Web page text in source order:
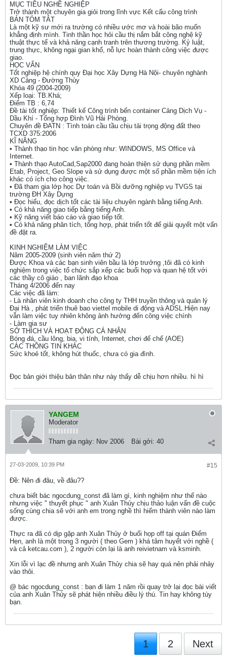
MỤC TIÊU NGHỀ NGHIỆP
Trở thành một chuyên gia giỏi trong lĩnh vực Kết cấu công trình
BẢN TÓM TẮT
Là một kỹ sư mới ra trường có nhiều ước mơ và hoài bão muốn
khẳng định mình. Tinh thần học hỏi cầu thị nắm bắt công nghệ kỹ
thuật thực tế và khả năng cạnh tranh trên thương trường. Kỷ luật,
trung thực, không ngại gian khổ, nỗ lực hoàn thành công việc được
giao.
HỌC VẤN
Tốt nghiệp hệ chính quy Đại học Xây Dựng Hà Nội- chuyên nghành
XD Cảng - Đường Thủy
Khóa 49 (2004-2009)
Xếp loại: TB.Khá;
Điểm TB : 6,74
Đề tài tốt nghiệp: Thiết kế Công trình bến container Cảng Dịch Vụ -
Dầu Khí - Tổng hợp Đình Vũ Hải Phòng.
Chuyên đề ĐATN : Tình toán cầu tầu chịu tải trọng động đất theo
TCXD 375:2006
KĨ NĂNG
• Thành thạo tin học văn phòng như: WINDOWS, MS Office và
Internet.
• Thành thạo AutoCad,Sap2000 đang hoàn thiện sử dụng phần mềm
Etab, Project, Geo Slope và sử dụng được một số phần mềm tiện ích
khác có ích cho công việc.
• Đã tham gia lớp học Dự toán và Bồi dưỡng nghiệp vụ TVGS tại
trường ĐH Xây Dựng
• Đọc hiểu, đọc dịch tốt các tài liệu chuyên ngành bằng tiếng Anh.
• Có khả năng giao tiếp bằng tiếng Anh.
• Kỹ năng viết báo cáo và giao tiếp tốt.
• Có khả năng phân tích, tổng hợp, phát triển tốt để giải quyết một vấn
đề đặt ra.
KINH NGHIỆM LÀM VIỆC
Năm 2005-2009 (sinh viên năm thứ 2)
Được Khoa và các bạn sinh viên bầu là lớp trưởng ,tôi đã có kinh
nghiệm trong việc tổ chức sắp xếp các buổi họp và quan hệ tốt với
các thầy cô giáo , ban lãnh đạo khoa
Tháng 4/2006 đến nay
Các việc đã làm:
- Là nhân viên kinh doanh cho công ty THH truyền thông và quản lý
Đại Hà , phát triển thuê bao viettel mobile di động và ADSL.Hiện nay
vẫn làm việc tuy nhiên không ảnh hưởng đến công việc chính
- Làm gia sư
SỞ THÍCH VÀ HOẠT ĐỘNG CÁ NHÂN
Bóng đá, cầu lông, bia, vi tính, Internet, chơi đế chế (AOE)
CÁC THÔNG TIN KHÁC
Sức khoẻ tốt, không hút thuốc, chưa có gia đình.
Đọc bản giới thiệu bản thân như này thấy dễ chịu hơn nhiều. hì hì
YANGEM
Moderator
Tham gia ngày: Nov 2006 Bài gởi: 40
#15
27-03-2009, 10:39 PM
Ðề: Nên đi đâu, về đâu??
chưa biết bác ngocdung_const đã làm gì, kinh nghiệm như thế nào
nhưng việc " thuyết phục " anh Xuân Thủy chịu thảo luận vấn đề cuộc
sống cùng chia sẽ với anh em trong nghề thì hiếm thành viên nào làm
được.
Thực ra đã có dịp gặp anh Xuân Thủy ở buổi họp off tại quán Điểm
Hẹn, anh là một trong 3 người ( theo Gem ) khá tâm huyết với nghề (
và cả ketcau.com ), 2 người còn lại là anh reivietnam và ksminh.
Xin lỗi vì lạc đề nhưng anh Xuân Thủy chia sẽ hay quá nên phải nhảy
vào thôi.
@ bác ngocdung_const : bạn đi làm 1 năm rồi quay trở lại đọc bài viết
của anh Xuân Thủy sẽ phát hiện nhiều điều lý thú. Tin hay không tùy
bạn.
1 2 Next